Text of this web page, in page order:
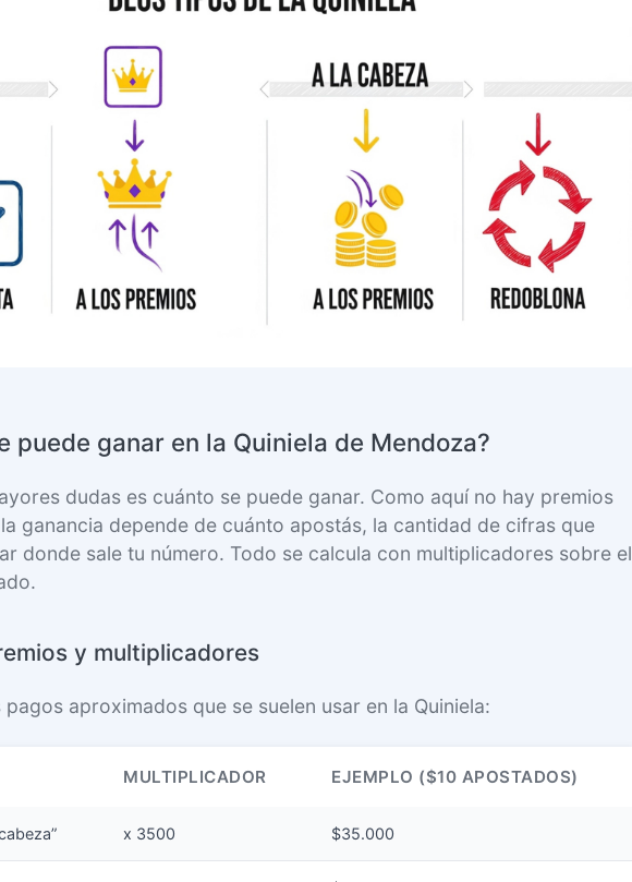
puede ganar en la Quiniela de Mendoza?
dudas es cuánto se puede ganar. Como aquí no hay premios
ganancia depende de cuánto apostás, la cantidad de cifras que
donde sale tu número. Todo se calcula con multiplicadores sobre el
y multiplicadores
pagos aproximados que se suelen usar en la Quiniela:
MULTIPLICADOR EJEMPLO ($10 APOSTADOS)
x 3500 $35.000